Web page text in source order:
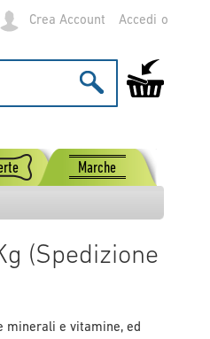
Crea Account Accedi
Carrello
Marche
(Spedizione
minerali e vitamine, ed